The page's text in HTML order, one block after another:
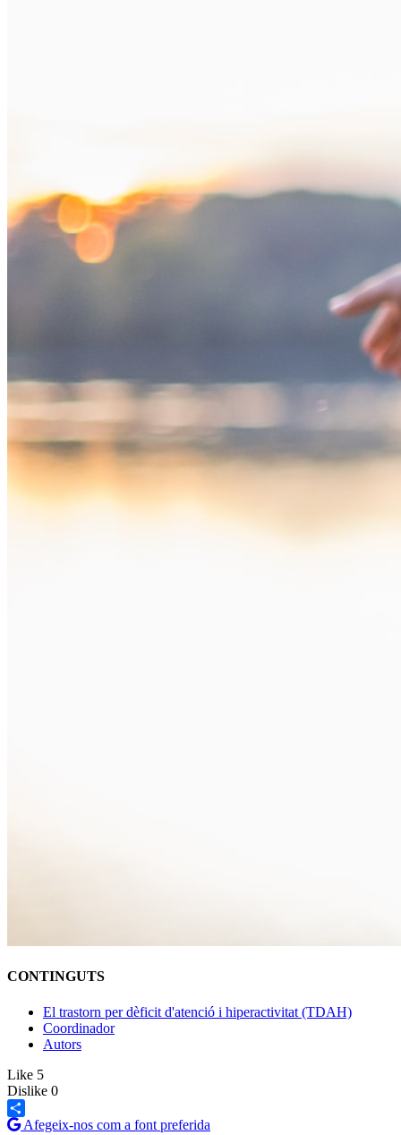
CONTINGUTS
El trastorn per dèficit d'atenció i hiperactivitat (TDAH)
Coordinador
Autors
Like 5
Dislike 0
Share
Afegeix-nos com a font preferida